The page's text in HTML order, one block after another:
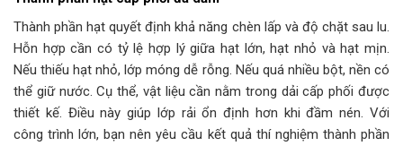
Thành phần hạt quyết định khả năng chèn lấp và độ chặt sau lu.
Hỗn hợp cần có tỷ lệ hợp lý giữa hạt lớn, hạt nhỏ và hạt mịn.
Nếu thiếu hạt nhỏ, lớp móng dễ rỗng. Nếu quá nhiều bột, nền có
thể giữ nước. Cụ thể, vật liệu cần nằm trong dải cấp phối được
thiết kế. Điều này giúp lớp rải ổn định hơn khi đầm nén. Với
công trình lớn, bạn nên yêu cầu kết quả thí nghiệm thành phần